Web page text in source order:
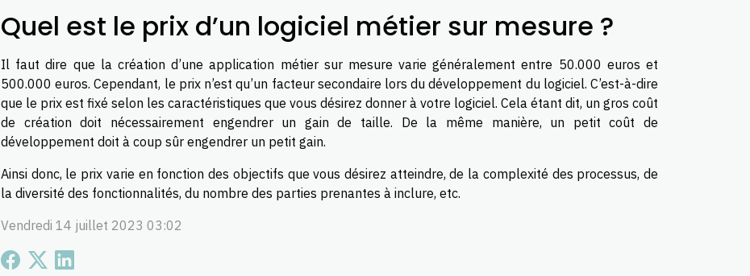
Quel est le prix d’un logiciel métier sur mesure ?
Il faut dire que la création d’une application métier sur mesure varie généralement entre 50.000 euros et
500.000 euros. Cependant, le prix n’est qu’un facteur secondaire lors du développement du logiciel. C’est-à-dire
que le prix est fixé selon les caractéristiques que vous désirez donner à votre logiciel. Cela étant dit, un gros coût
de création doit nécessairement engendrer un gain de taille. De la même manière, un petit coût de
développement doit à coup sûr engendrer un petit gain.
Ainsi donc, le prix varie en fonction des objectifs que vous désirez atteindre, de la complexité des processus, de
la diversité des fonctionnalités, du nombre des parties prenantes à inclure, etc.
Vendredi 14 juillet 2023 03:02